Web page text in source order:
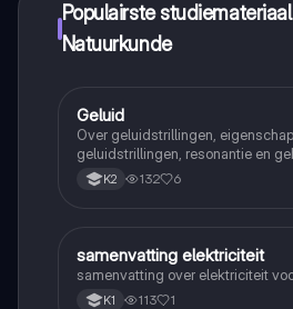
Populairste
Natuurkunde
Natuurkunde
Geluid
Over geluidstrillingen,
geluidstrillingen, resonantie en
K2 132 6
Natuurkunde
samenvatting elektriciteit
samenvatting over elektriciteit
K1 113 1